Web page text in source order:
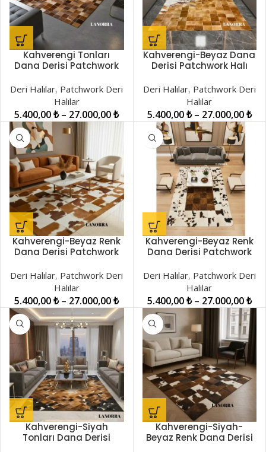
Kahverengi Tonları
Dana Derisi Patchwork
Deri Halılar, Patchwork Deri
Halılar
5.400,00₺ – 27.000,00₺
Kahverengi-Beyaz Dana
Derisi Patchwork Halı
Deri Halılar, Patchwork Deri
Halılar
5.400,00₺ – 27.000,00₺
Kahverengi-Beyaz Renk
Dana Derisi Patchwork
Deri Halılar, Patchwork Deri
Halılar
5.400,00₺ – 27.000,00₺
Kahverengi-Beyaz Renk
Dana Derisi Patchwork
Deri Halılar, Patchwork Deri
Halılar
5.400,00₺ – 27.000,00₺
Kahverengi-Siyah
Tonları Dana Derisi
Kahverengi-Siyah-
Beyaz Renk Dana Derisi